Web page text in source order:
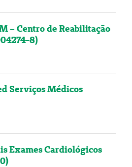
– Centro de Reabilitação
8)
Serviços Médicos
Exames Cardiológicos